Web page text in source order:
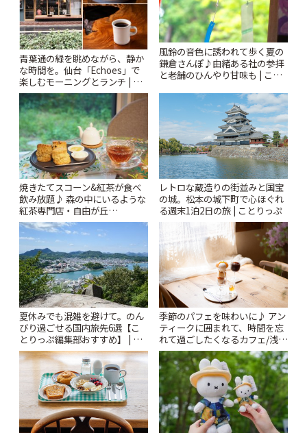
青葉通の緑を眺めながら、静か
な時間を。仙台「Echoes」で
楽しむモーニングとランチ | こ
とりっぷ
風鈴の音色に誘われて歩く夏の
鎌倉さんぽ♪由緒ある社の参拝
と老舗のひんやり甘味も | こと
焼きたてスコーン&紅茶が食べ
飲み放題♪ 森の中にいるような
紅茶専門店・自由が丘
「YOTSUBA TEA」でのんびり
時間 | ことりっぷ
レトロな蔵造りの街並みと国宝
の城。松本の城下町で心ほぐれ
る週末1泊2日の旅 | ことりっぷ
夏休みでも混雑を避けて。のん
びり過ごせる国内旅先6選【こ
とりっぷ編集部おすすめ】 | こ
とりっぷ
季節のパフェを味わいに♪ アン
ティークに囲まれて、時間を忘
れて過ごしたくなるカフェ/浅草
「annorum cafe」 | ことりっぷ